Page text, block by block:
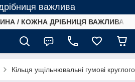
важлива
/ КОЖНА ДРІБНИЦЯ ВАЖЛИВА /
Кільця ущільнювальні гумові